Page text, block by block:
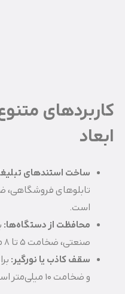
کاربردهای
ابعاد
ساخت استندهای
است.
محافظت از دستگاه‌ها:
صنعتی، ضخامت 5 تا 8 میلی‌متر ایده‌آل است.
سقف کاذب یا نورگیر:
و ضخامت 10 میلی‌متر استحکام کافی را تضمین می‌کند.